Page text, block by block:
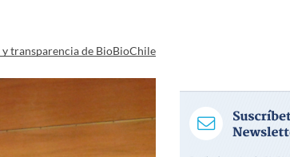
y transparencia de BioBioChile